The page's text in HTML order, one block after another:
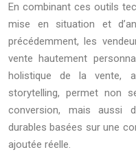
En combinant ces outils
mise en situation et
précédemment, les
vente hautement
holistique de la vente,
storytelling, permet non
conversion, mais aussi
durables basées sur une
ajoutée réelle.